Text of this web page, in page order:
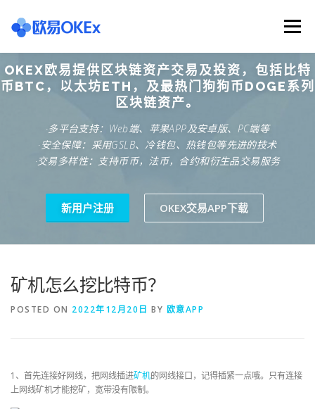
content
Menu
欧意交易所 关于欧意OKX 欧意APP下载
欧意注册网址 欧意交易下载 欧意团队
OKEX欧易提供区块链资产交易及投资，包括比特
币BTC，以太坊ETH，及最热门狗狗币DOGE系列
区块链资产。
·多平台支持：Web端、苹果APP及安卓版、PC端等
·安全保障：采用GSLB、冷钱包、热钱包等先进的技术
·交易多样性：支持币币，法币，合约和衍生品交易服务
新用户注册 OKEX交易APP下载
矿机怎么挖比特币？
POSTED ON 2022年12月20日 BY 欧意APP
1、首先连接好网线，把网线插进矿机的网线接口，记得插紧一点哦。只有连接
上网线矿机才能挖矿，宽带没有限制。